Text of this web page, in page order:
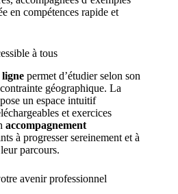
en compétences rapide et
à tous
permet d’étudier selon son
géographique. La
un espace intuitif
et exercices
accompagnement
à progresser sereinement et à
parcours.
avenir professionnel